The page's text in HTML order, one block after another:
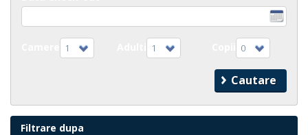
1 1 0
Filtrare dupa